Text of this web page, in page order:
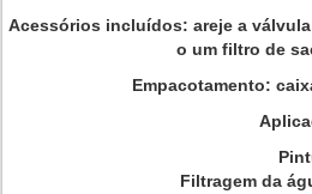
Acessórios incluídos: areje a
o um filtro de
Empacotamento:
Filtragem da